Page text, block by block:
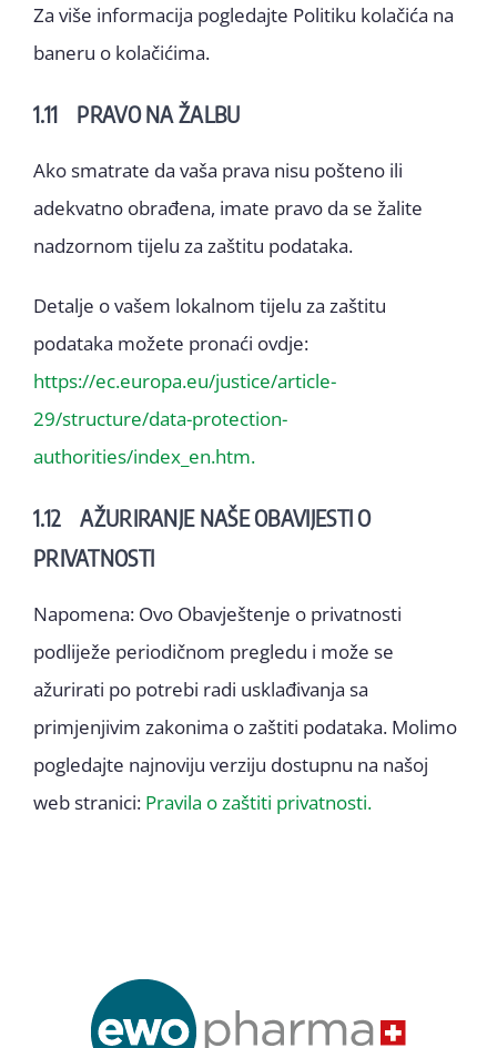
Za više informacija pogledajte Politiku kolačića na
baneru o kolačićima.
1.11 PRAVO NA ŽALBU
Ako smatrate da vaša prava nisu pošteno ili
adekvatno obrađena, imate pravo da se žalite
nadzornom tijelu za zaštitu podataka.
Detalje o vašem lokalnom tijelu za zaštitu
podataka možete pronaći ovdje:
https://ec.europa.eu/justice/article-
29/structure/data-protection-
authorities/index_en.htm.
1.12 AŽURIRANJE NAŠE OBAVIJESTI O
PRIVATNOSTI
Napomena: Ovo Obavještenje o privatnosti
podliježe periodičnom pregledu i može se
ažurirati po potrebi radi usklađivanja sa
primjenjivim zakonima o zaštiti podataka. Molimo
pogledajte najnoviju verziju dostupnu na našoj
web stranici: Pravila o zaštiti privatnosti.